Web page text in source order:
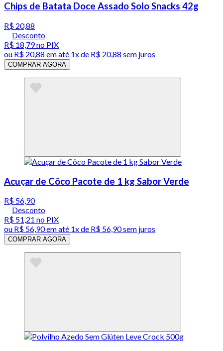
Chips de Batata Doce Assado Solo Snacks 42g
R$ 20,88
Desconto
R$ 18,79no PIX
ou R$ 20,88 em até 1x de R$ 20,88 sem juros
COMPRAR AGORA
Acuçar de Côco Pacote de 1 kg Sabor Verde
R$ 56,90
Desconto
R$ 51,21 no PIX
ou R$ 56,90em até 1x de R$ 56,90sem juros
COMPRAR AGORA